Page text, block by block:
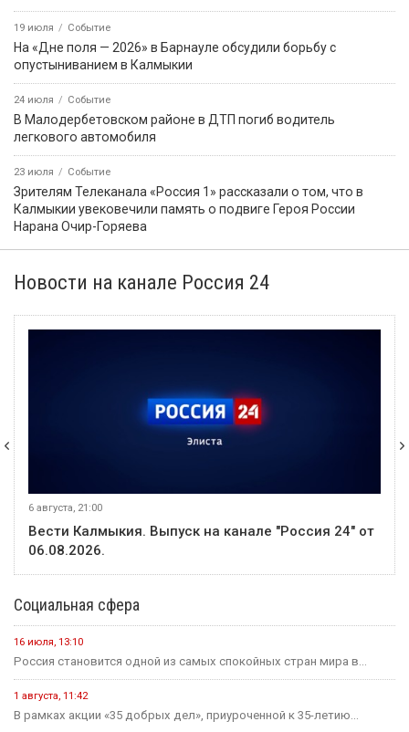
19 июля Событие
На «Дне поля — 2026» в Барнауле обсудили борьбу с
опустыниванием в Калмыкии
24 июля Событие
В Малодербетовском районе в ДТП погиб водитель
легкового автомобиля
23 июля Событие
Зрителям Телеканала «Россия 1» рассказали о том, что в
Калмыкии увековечили память о подвиге Героя России
Нарана Очир-Горяева
Новости на канале Россия 24
6 августа, 21:00
Вести Калмыкия. Выпуск на канале "Россия 24" от
06.08.2026.
Социальная сфера
16 июля, 13:10
Россия становится одной из самых спокойных стран мира в...
1 августа, 11:42
В рамках акции «35 добрых дел», приуроченной к 35-летию...